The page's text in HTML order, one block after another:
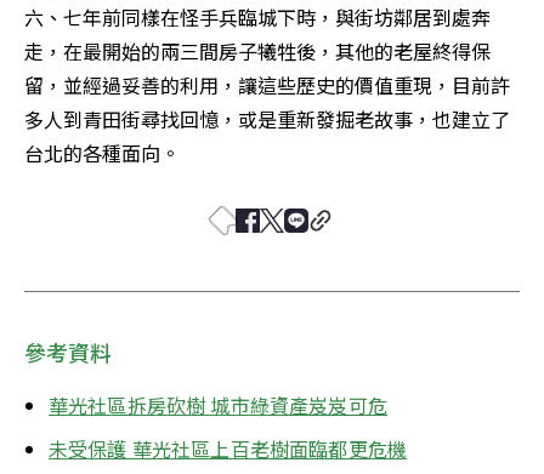
六、七年前同樣在怪手兵臨城下時，與街坊鄰居到處奔
走，在最開始的兩三間房子犧牲後，其他的老屋終得保
留，並經過妥善的利用，讓這些歷史的價值重現，目前許
多人到青田街尋找回憶，或是重新發掘老故事，也建立了
台北的各種面向。
參考資料
華光社區拆房砍樹 城市綠資產岌岌可危
未受保護 華光社區上百老樹面臨都更危機